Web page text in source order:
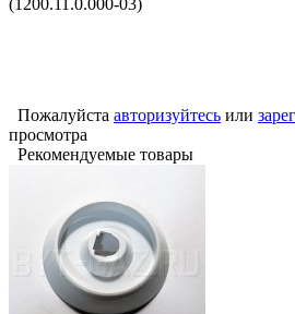
(1200.11.0.000-03)
Пожалуйста авторизуйтесь или
просмотра
Рекомендуемые товары